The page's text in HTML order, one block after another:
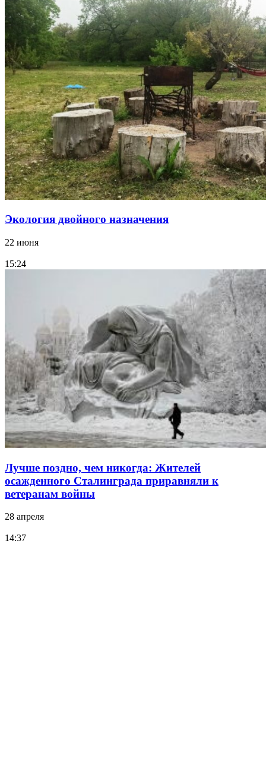
Экология двойного назначения
22 июня
15:24
Лучше поздно, чем никогда: Жителей
осажденного Сталинграда приравняли к
ветеранам войны
28 апреля
14:37